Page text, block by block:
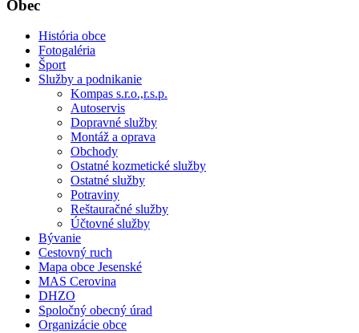
Obec
História obce
Fotogaléria
Šport
Služby a podnikanie
Kompas s.r.o.,r.s.p.
Autoservis
Dopravné služby
Montáž a oprava
Obchody
Ostatné kozmetické služby
Ostatné služby
Potraviny
Reštauračné služby
Účtovné služby
Bývanie
Cestovný ruch
Mapa obce Jesenské
MAS Cerovina
DHZO
Spoločný obecný úrad
Organizácie obce